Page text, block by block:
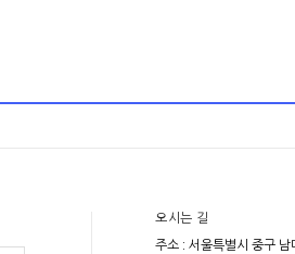
오시는 길
주소 : 서울특별시 중구